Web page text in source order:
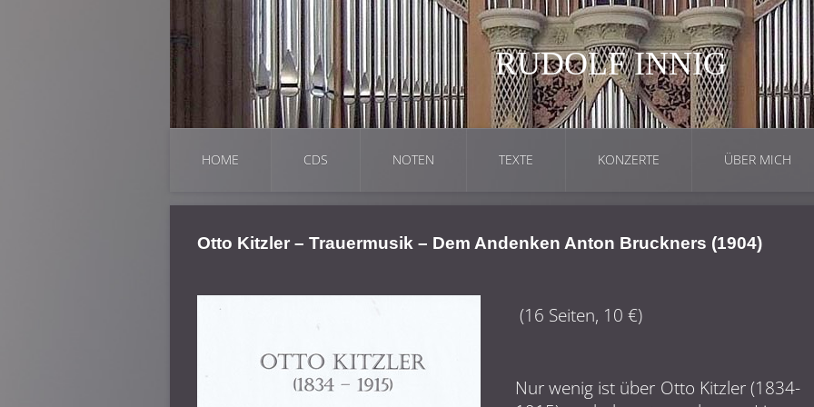
RUDOLF INNIG
HOME CDS NOTEN TEXTE KONZERTE ÜBER MICH
Otto Kitzler – Trauermusik – Dem Andenken Anton Bruckners (1904)
(16 Seiten, 10 €)
Nur wenig ist über Otto Kitzler (1834-